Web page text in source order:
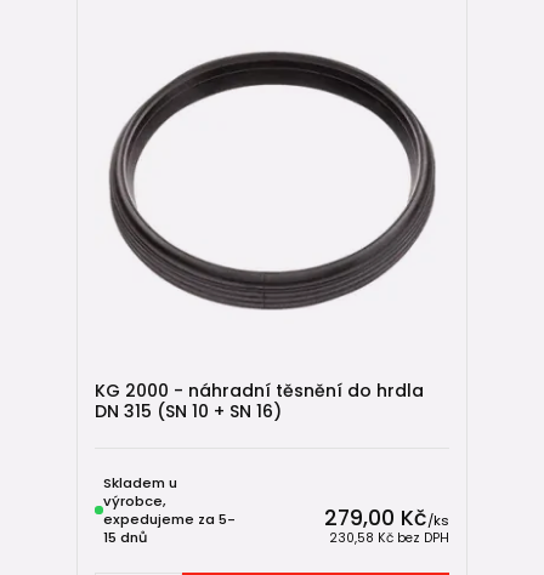
KG 2000 - náhradní těsnění do hrdla
DN 315 (SN 10 + SN 16)
279,00 Kč/ks
230,58 Kč bez DPH
Skladem u
výrobce,
expedujeme za 5-
15 dnů